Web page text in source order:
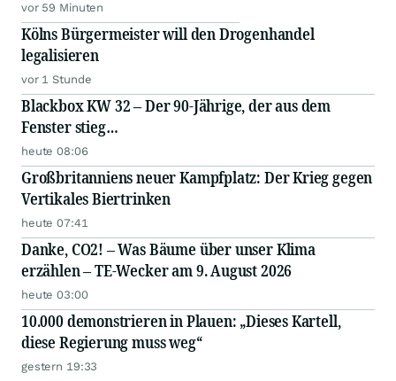
vor 59 Minuten
Kölns Bürgermeister will den Drogenhandel
legalisieren
vor 1 Stunde
Blackbox KW 32 – Der 90-Jährige, der aus dem
Fenster stieg…
heute 08:06
Großbritanniens neuer Kampfplatz: Der Krieg gegen
Vertikales Biertrinken
heute 07:41
Danke, CO2! – Was Bäume über unser Klima
erzählen – TE-Wecker am 9. August 2026
heute 03:00
10.000 demonstrieren in Plauen: „Dieses Kartell,
diese Regierung muss weg“
gestern 19:33